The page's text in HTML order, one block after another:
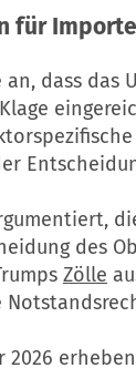
für
dass das
des
Zölle
2026